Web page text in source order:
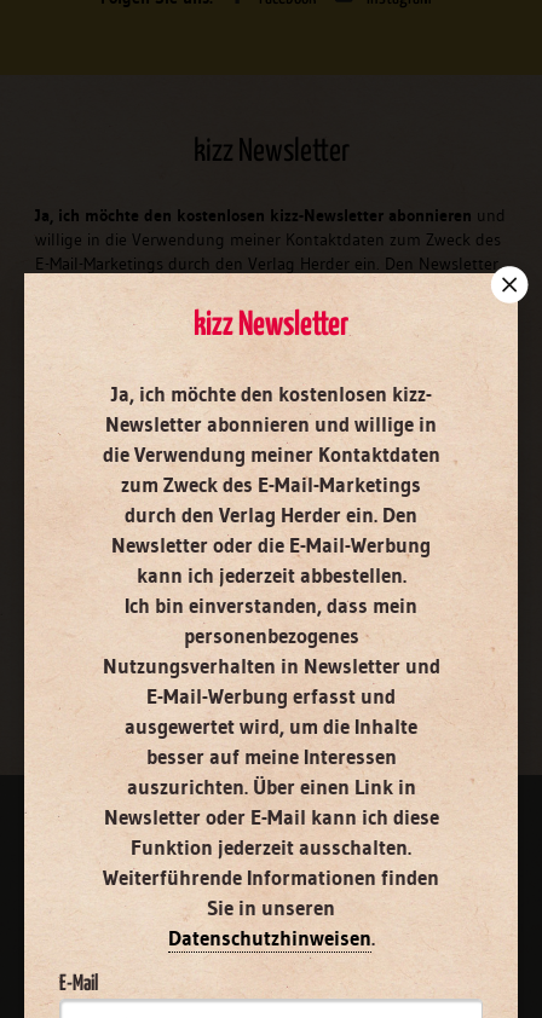
kizz Newsletter
Ja, ich möchte den kostenlosen kizz-Newsletter abonnieren und
willige in die Verwendung meiner Kontaktdaten zum Zweck des
E-Mail-Marketings durch den Verlag Herder ein. Den Newsletter
Ich bin einverstanden, dass mein personenbezogenes
Nutzungsverhalten in Newsletter und E-Mail-Werbung erfasst
und ausgewertet wird, um die Inhalte besser auf meine
Interessen auszurichten. Über einen Link in Newsletter oder E-
Mail kann ich diese Funktion jederzeit ausschalten.
Weiterführende Informationen finden Sie in unseren
Datenschutzhinweisen.
E-Mail
Impressum
kizz Newsletter
Ja, ich möchte den kostenlosen kizz-
Newsletter abonnieren und willige in
die Verwendung meiner Kontaktdaten
zum Zweck des E-Mail-Marketings
durch den Verlag Herder ein. Den
Newsletter oder die E-Mail-Werbung
kann ich jederzeit abbestellen.
Ich bin einverstanden, dass mein
personenbezogenes
Nutzungsverhalten in Newsletter und
E-Mail-Werbung erfasst und
ausgewertet wird, um die Inhalte
besser auf meine Interessen
auszurichten. Über einen Link in
Newsletter oder E-Mail kann ich diese
Funktion jederzeit ausschalten.
Weiterführende Informationen finden
Sie in unseren
Datenschutzhinweisen.
E-Mail